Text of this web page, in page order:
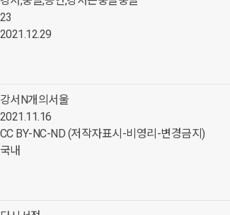
23
2021.12.29
강서N개의서울
2021.11.16
CC BY-NC-ND (저작자표시-비영리-변경금지)
국내